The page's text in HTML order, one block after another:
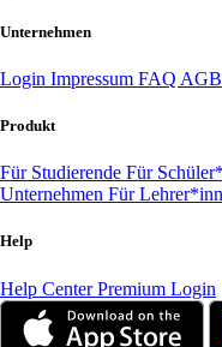
Unternehmen
Login Impressum FAQ AGB
Produkt
Für Studierende Für
Unternehmen Für
Help
Help CenterPremium Login